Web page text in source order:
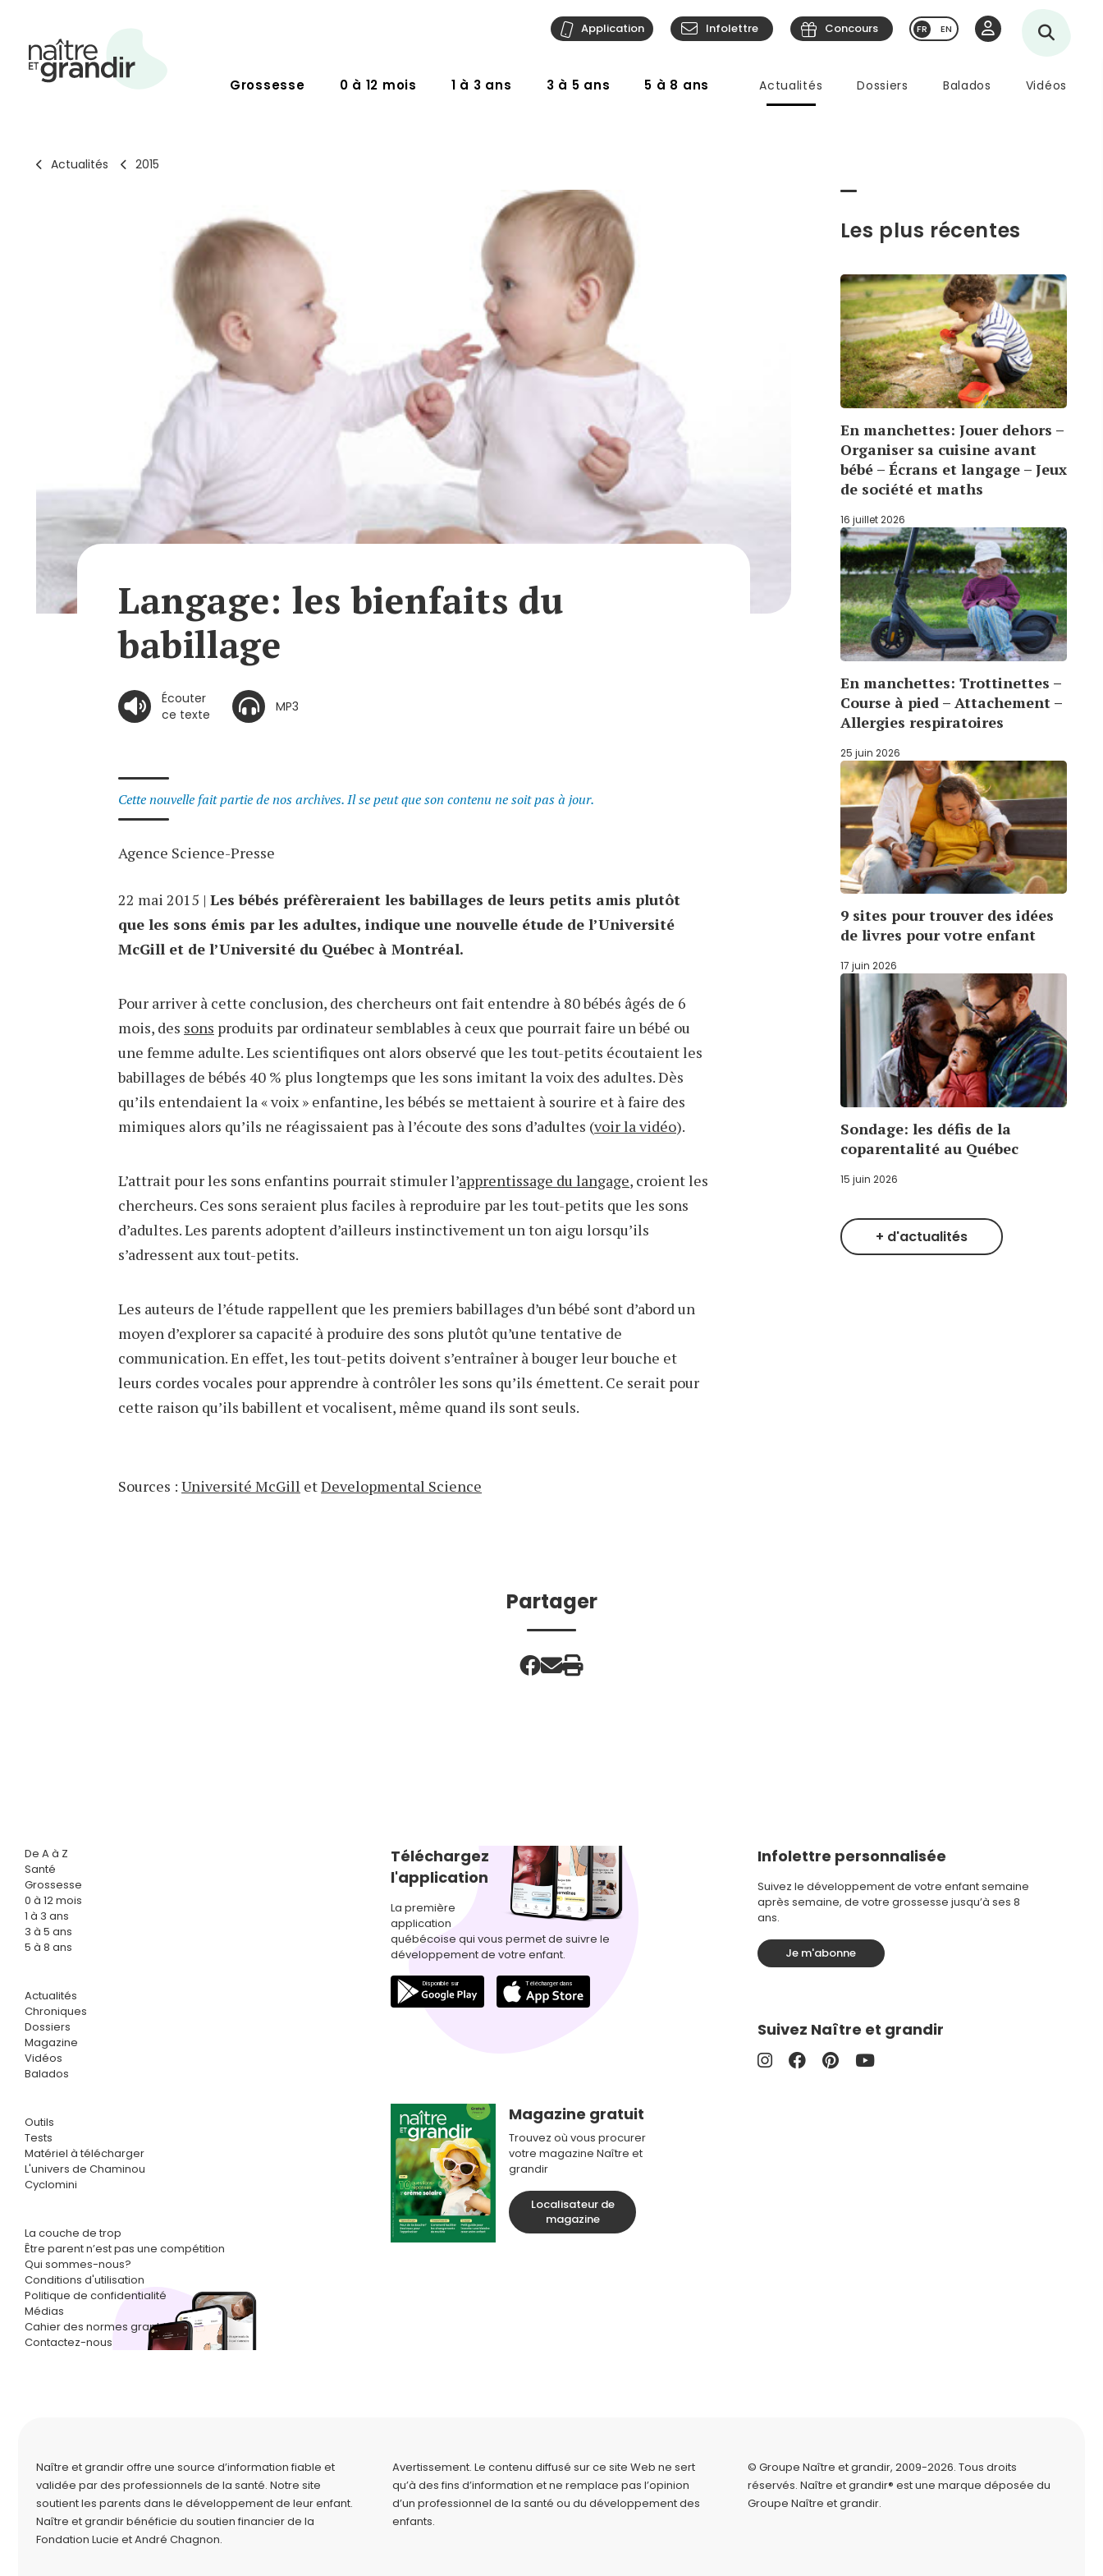
Grossesse 0 à 12 mois 1 à 3 ans 3 à 5 ans 5 à 8 ans Actualités Dossiers Balados Vidéos
Application Infolettre Concours EN
Actualités 2015
Langage: les bienfaits du
babillage
Écouter
ce texte
MP3
Cette nouvelle fait partie de nos archives. Il se peut que son contenu ne soit pas à jour.
Agence Science-Presse
22 mai 2015 | Les bébés préfèreraient les babillages de leurs petits amis plutôt
que les sons émis par les adultes, indique une nouvelle étude de l’Université
McGill et de l’Université du Québec à Montréal.
Pour arriver à cette conclusion, des chercheurs ont fait entendre à 80 bébés âgés de 6
mois, des sons produits par ordinateur semblables à ceux que pourrait faire un bébé ou
une femme adulte. Les scientifiques ont alors observé que les tout-petits écoutaient les
babillages de bébés 40 % plus longtemps que les sons imitant la voix des adultes. Dès
qu’ils entendaient la « voix » enfantine, les bébés se mettaient à sourire et à faire des
mimiques alors qu’ils ne réagissaient pas à l’écoute des sons d’adultes (voir la vidéo).
L’attrait pour les sons enfantins pourrait stimuler l’apprentissage du langage, croient les
chercheurs. Ces sons seraient plus faciles à reproduire par les tout-petits que les sons
d’adultes. Les parents adoptent d’ailleurs instinctivement un ton aigu lorsqu’ils
s’adressent aux tout-petits.
Les auteurs de l’étude rappellent que les premiers babillages d’un bébé sont d’abord un
moyen d’explorer sa capacité à produire des sons plutôt qu’une tentative de
communication. En effet, les tout-petits doivent s’entraîner à bouger leur bouche et
leurs cordes vocales pour apprendre à contrôler les sons qu’ils émettent. Ce serait pour
cette raison qu’ils babillent et vocalisent, même quand ils sont seuls.
Sources : Université McGill etDevelopmental Science
Les plus récentes
En manchettes: Jouer dehors –
Organiser sa cuisine avant
bébé – Écrans et langage – Jeux
de société et maths
16 juillet 2026
En manchettes: Trottinettes –
Course à pied – Attachement –
Allergies respiratoires
25 juin 2026
9 sites pour trouver des idées
de livres pour votre enfant
17 juin 2026
Sondage: les défis de la
coparentalité au Québec
15 juin 2026
+ d'actualités
Partager
De A à Z
Santé
Grossesse
0 à 12 mois
1 à 3 ans
3 à 5 ans
5 à 8 ans
Actualités
Chroniques
Dossiers
Magazine
Vidéos
Balados
Outils
Tests
Matériel à télécharger
L'univers de Chaminou
Cyclomini
La couche de trop
Être parent n’est pas une compétition
Qui sommes-nous?
Conditions d'utilisation
Politique de confidentialité
Médias
Cahier des normes graphiques
Contactez-nous
Téléchargez
l'application
La première
application
québécoise qui vous permet de suivre le
développement de votre enfant.
Magazine gratuit
Trouvez où vous procurer
votre magazine Naître et
grandir
Localisateur de
magazine
Infolettre personnalisée
Suivez le développement de votre enfant semaine
après semaine, de votre grossesse jusqu’à ses 8
ans.
Je m'abonne
Suivez Naître et grandir
Naître et grandir offre une source d’information fiable et
validée par des professionnels de la santé. Notre site
soutient les parents dans le développement de leur enfant.
Naître et grandir bénéficie du soutien financier de la
Fondation Lucie et André Chagnon.
Avertissement. Le contenu diffusé sur ce site Web ne sert
qu’à des fins d’information et ne remplace pas l’opinion
d’un professionnel de la santé ou du développement des
enfants.
© Groupe Naître et grandir, 2009-2026. Tous droits
réservés. Naître et grandir® est une marque déposée du
Groupe Naître et grandir.